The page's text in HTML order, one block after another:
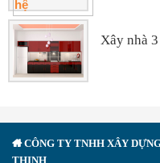
Xây nhà
CÔNG TY TNHH XÂY
THỊNH